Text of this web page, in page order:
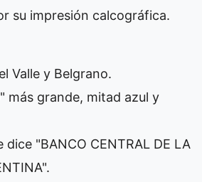
su impresión calcográfica.
Valle y Belgrano.
más grande, mitad azul y
"BANCO CENTRAL DE LA